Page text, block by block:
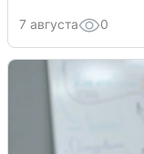
7 августа 0